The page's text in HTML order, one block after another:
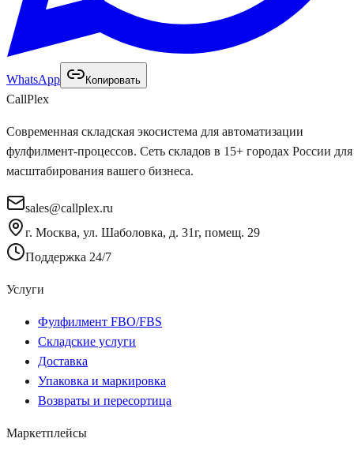
WhatsApp Копировать
CallPlex
Современная складская экосистема для автоматизации
фулфилмент-процессов. Сеть складов в 15+ городах России для
масштабирования вашего бизнеса.
sales@callplex.ru
г. Москва, ул. Шаболовка, д. 31г, помещ. 29
Поддержка 24/7
Услуги
Фулфилмент FBO/FBS
Складские услуги
Доставка
Упаковка и маркировка
Возвраты и пересортица
Маркетплейсы